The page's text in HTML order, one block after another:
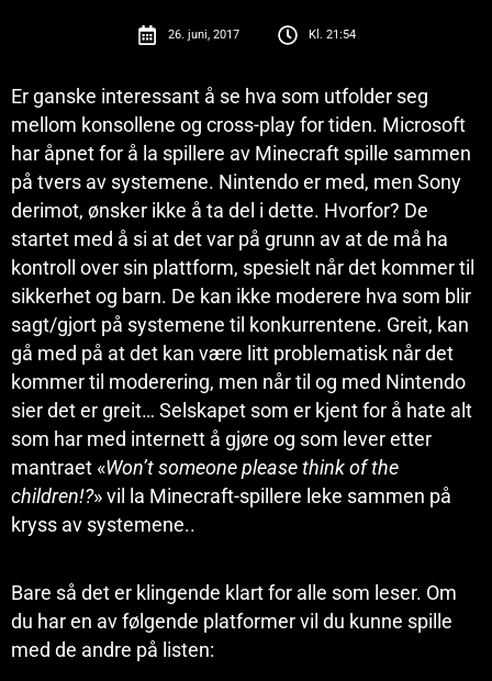
26. juni, 2017 Kl. 21:54
Er ganske interessant å se hva som utfolder seg
mellom konsollene og cross-play for tiden. Microsoft
har åpnet for å la spillere av Minecraft spille sammen
på tvers av systemene. Nintendo er med, men Sony
derimot, ønsker ikke å ta del i dette. Hvorfor? De
startet med å si at det var på grunn av at de må ha
kontroll over sin plattform, spesielt når det kommer til
sikkerhet og barn. De kan ikke moderere hva som blir
sagt/gjort på systemene til konkurrentene. Greit, kan
gå med på at det kan være litt problematisk når det
kommer til moderering, men når til og med Nintendo
sier det er greit… Selskapet som er kjent for å hate alt
som har med internett å gjøre og som lever etter
mantraet «Won’t someone please think of the
children!?» vil la Minecraft-spillere leke sammen på
kryss av systemene..
Bare så det er klingende klart for alle som leser. Om
du har en av følgende platformer vil du kunne spille
med de andre på listen: